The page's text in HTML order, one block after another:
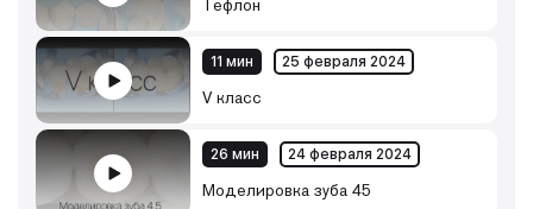
Тефлон
11 мин 25 февраля 2024
V класс
26 мин 24 февраля 2024
Моделировка зуба 45